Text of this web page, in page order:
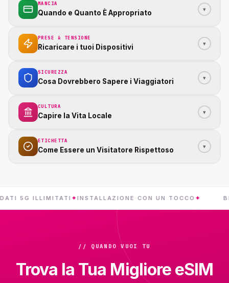
MANCIA
Quando e Quanto È Appropriato ▾
PRESE & TENSIONE
Ricaricare i tuoi Dispositivi ▾
SICUREZZA
Cosa Dovrebbero Sapere i Viaggiatori ▾
CULTURA
Capire la Vita Locale ▾
ETICHETTA
Come Essere un Visitatore Rispettoso ▾
ILLIMITATI✦ INSTALLAZIONE CON UN TOCCO ✦ BRUNEI
// QUANDO VUOI TU
Trova la Tua Migliore eSIM